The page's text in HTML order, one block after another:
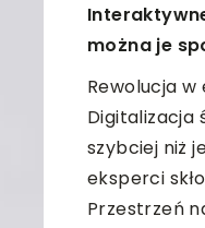
można je
Rewolucja
Digitalizacja
szybciej niż
eksperci
Przestrzeń